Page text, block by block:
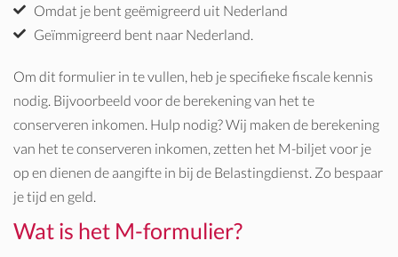
Omdat je bent geëmigreerd uit Nederland
Geïmmigreerd bent naar Nederland.
Om dit formulier in te vullen, heb je specifieke fiscale kennis
nodig. Bijvoorbeeld voor de berekening van het te
conserveren inkomen. Hulp nodig? Wij maken de berekening
van het te conserveren inkomen, zetten het M-biljet voor je
op en dienen de aangifte in bij de Belastingdienst. Zo bespaar
je tijd en geld.
Wat is het M-formulier?